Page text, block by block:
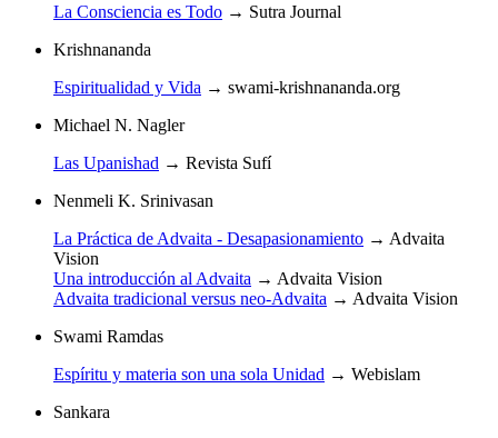
La Consciencia es Todo → Sutra Journal
Krishnananda
Espiritualidad y Vida → swami-krishnananda.org
Michael N. Nagler
Las Upanishad → Revista Sufí
Nenmeli K. Srinivasan
La Práctica de Advaita - Desapasionamiento → Advaita
Vision
Una introducción al Advaita → Advaita Vision
Advaita tradicional versus neo-Advaita → Advaita Vision
Swami Ramdas
Espíritu y materia son una sola Unidad → Webislam
Sankara